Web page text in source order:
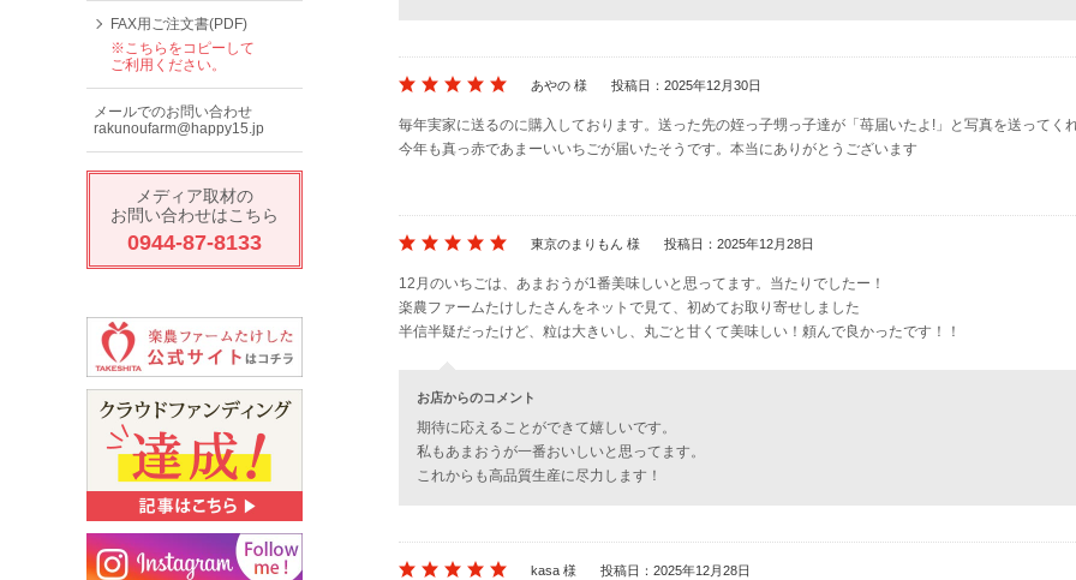
あやの 様 投稿日：2025年12月30日
毎年実家に送るのに購入しております。送った先の姪っ子甥っ子達が「苺届いたよ!」と写真を送ってく
今年も真っ赤であまーいいちごが届いたそうです。本当にありがとうございます
東京のまりもん 様 投稿日：2025年12月28日
12月のいちごは、あまおうが1番美味しいと思ってます。当たりでしたー！
楽農ファームたけしたさんをネットで見て、初めてお取り寄せしました
半信半疑だったけど、粒は大きいし、丸ごと甘くて美味しい！頼んで良かったです！！
お店からのコメント
期待に応えることができて嬉しいです。
私もあまおうが一番おいしいと思ってます。
これからも高品質生産に尽力します！
kasa 様 投稿日：2025年12月28日
FAX用ご注文書(PDF)
※こちらをコピーして
ご利用ください。
メールでのお問い合わせ
rakunoufarm@happy15.jp
メディア取材の
お問い合わせはこちら
0944-87-8133